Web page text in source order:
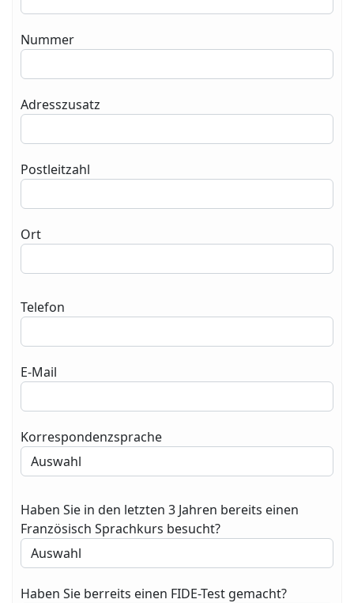
Nummer
Adresszusatz
Postleitzahl
Ort
Telefon
E-Mail
Korrespondenzsprache
Haben Sie in den letzten 3 Jahren bereits einen
Französisch Sprachkurs besucht?
Haben Sie berreits einen FIDE-Test gemacht?